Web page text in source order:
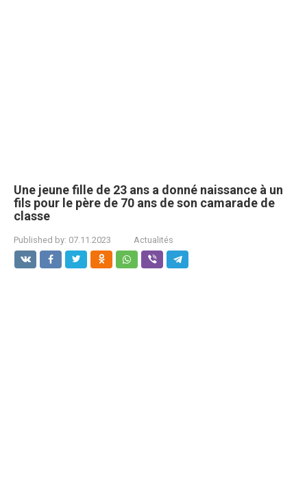
Une jeune fille de 23 ans a donné naissance à un
fils pour le père de 70 ans de son camarade de
classe
Published by: 07.11.2023 Actualités